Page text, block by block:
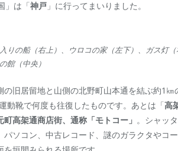
」は「神戸 」に行ってまいりました。
りの船（右上）、ウロコの家（左下）、ガス灯
館（中央）
の旧居留地と山側の北野町山本通を結ぶ約1㎞
動靴で何度も往復したものです。あとは「高
町高架通商店街、通称「モトコー」 。シャッ
ソコン、中古レコード、謎のガラクタやコ